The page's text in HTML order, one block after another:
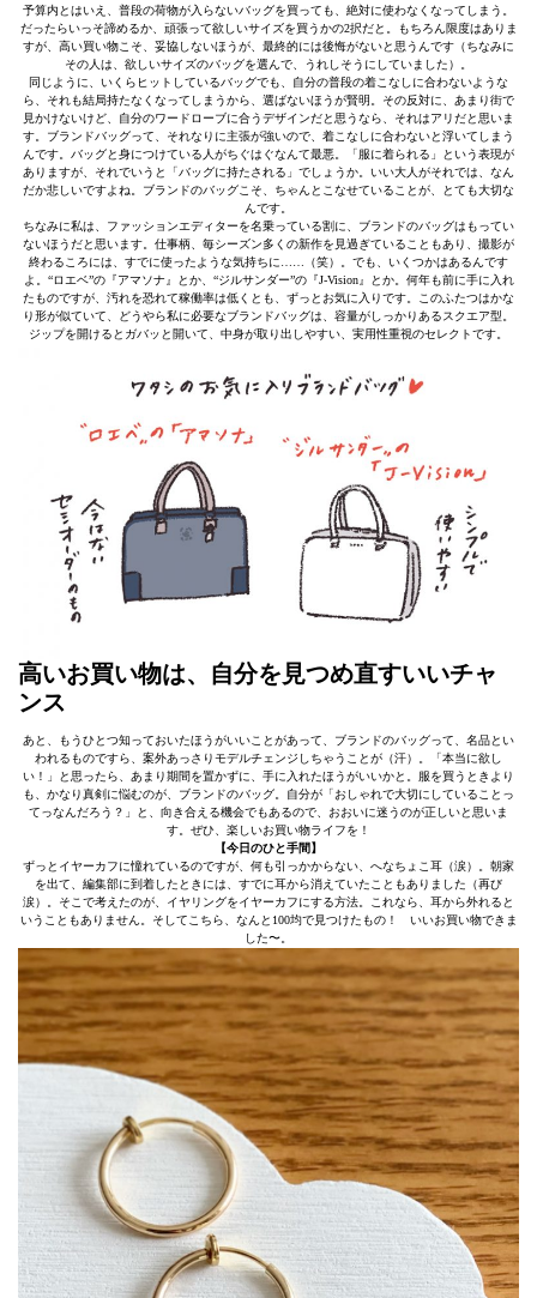
予算内とはいえ、普段の荷物が入らないバッグを買っても、絶対に使わなくなってしまう。
だったらいっそ諦めるか、頑張って欲しいサイズを買うかの2択だと。もちろん限度はありま
すが、高い買い物こそ、妥協しないほうが、最終的には後悔がないと思うんです（ちなみに
その人は、欲しいサイズのバッグを選んで、うれしそうにしていました）。
同じように、いくらヒットしているバッグでも、自分の普段の着こなしに合わないような
ら、それも結局持たなくなってしまうから、選ばないほうが賢明。その反対に、あまり街で
見かけないけど、自分のワードローブに合うデザインだと思うなら、それはアリだと思いま
す。ブランドバッグって、それなりに主張が強いので、着こなしに合わないと浮いてしまう
んです。バッグと身につけている人がちぐはぐなんて最悪。「服に着られる」という表現が
ありますが、それでいうと「バッグに持たされる」でしょうか。いい大人がそれでは、なん
だか悲しいですよね。ブランドのバッグこそ、ちゃんとこなせていることが、とても大切な
んです。
ちなみに私は、ファッションエディターを名乗っている割に、ブランドのバッグはもってい
ないほうだと思います。仕事柄、毎シーズン多くの新作を見過ぎていることもあり、撮影が
終わるころには、すでに使ったような気持ちに……（笑）。でも、いくつかはあるんです
よ。“ロエベ”の『アマソナ』とか、“ジルサンダー”の『J-Vision』とか。何年も前に手に入れ
たものですが、汚れを恐れて稼働率は低くとも、ずっとお気に入りです。このふたつはかな
り形が似ていて、どうやら私に必要なブランドバッグは、容量がしっかりあるスクエア型。
ジップを開けるとガバッと開いて、中身が取り出しやすい、実用性重視のセレクトです。
高いお買い物は、自分を見つめ直すいいチャ
ンス
あと、もうひとつ知っておいたほうがいいことがあって、ブランドのバッグって、名品とい
われるものですら、案外あっさりモデルチェンジしちゃうことが（汗）。「本当に欲し
い！」と思ったら、あまり期間を置かずに、手に入れたほうがいいかと。服を買うときより
も、かなり真剣に悩むのが、ブランドのバッグ。自分が「おしゃれで大切にしていることっ
てっなんだろう？」と、向き合える機会でもあるので、おおいに迷うのが正しいと思いま
す。ぜひ、楽しいお買い物ライフを！
【今日のひと手間】
ずっとイヤーカフに憧れているのですが、何も引っかからない、へなちょこ耳（涙）。朝家
を出て、編集部に到着したときには、すでに耳から消えていたこともありました（再び
涙）。そこで考えたのが、イヤリングをイヤーカフにする方法。これなら、耳から外れると
いうこともありません。そしてこちら、なんと100均で見つけたもの！ いいお買い物できま
した〜。